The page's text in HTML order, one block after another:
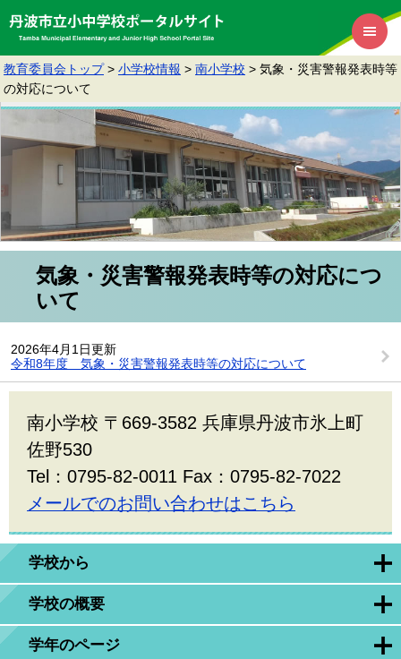
教育委員会トップ > 小学校情報 > 南小学校 > 気象・災害警報発表時等
の対応について
学校から
学校の概要
学年のページ
気象・災害警報発表時等の対応につ
いて
2026年4月1日更新
令和8年度 気象・災害警報発表時等の対応について
南小学校 〒669-3582 兵庫県丹波市氷上町
佐野530
Tel：0795-82-0011 Fax：0795-82-7022
メールでのお問い合わせはこちら